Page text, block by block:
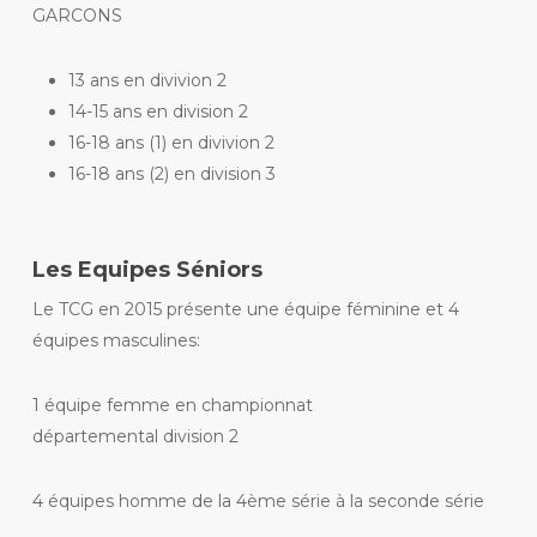
GARCONS
13 ans en divivion 2
14-15 ans en division 2
16-18 ans (1) en divivion 2
16-18 ans (2) en division 3
Les Equipes Séniors
Le TCG en 2015 présente une équipe féminine et 4
équipes masculines:
1 équipe femme en championnat
départemental division 2
4 équipes homme de la 4ème série à la seconde série